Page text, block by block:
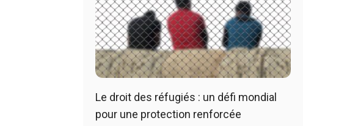
Le droit des réfugiés : un défi mondial
pour une protection renforcée